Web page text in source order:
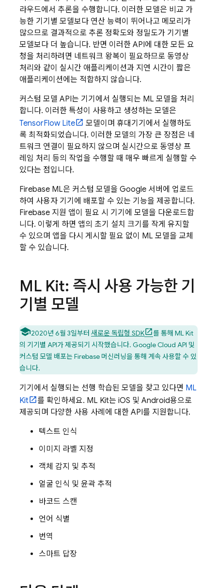
라우드에서 추론을 수행합니다. 이러한 모델은 비교 가
능한 기기별 모델보다 연산 능력이 뛰어나고 메모리가
많으므로 결과적으로 추론 정확도와 정밀도가 기기별
모델보다 더 높습니다. 반면 이러한 API에 대한 모든 요
청을 처리하려면 네트워크 왕복이 필요하므로 동영상
처리와 같이 실시간 애플리케이션과 지연 시간이 짧은
애플리케이션에는 적합하지 않습니다.
커스텀 모델 API는 기기에서 실행되는 ML 모델을 처리
합니다. 이러한 특성이 사용하고 생성하는 모델은
TensorFlow Lite
모델이며 휴대기기에서 실행하도
록 최적화되었습니다. 이러한 모델의 가장 큰 장점은 네
트워크 연결이 필요하지 않으며 실시간으로 동영상 프
레임 처리 등의 작업을 수행할 때 매우 빠르게 실행할 수
있다는 점입니다.
Firebase ML은 커스텀 모델을 Google 서버에 업로드
하여 사용자 기기에 배포할 수 있는 기능을 제공합니다.
Firebase 지원 앱이 필요 시 기기에 모델을 다운로드합
니다. 이렇게 하면 앱의 초기 설치 크기를 작게 유지할
수 있으며 앱을 다시 게시할 필요 없이 ML 모델을 교체
할 수 있습니다.
ML Kit: 즉시 사용 가능한 기
기별 모델
2020년 6월 3일부터 새로운 독립형 SDK
를 통해 ML Kit
의 기기별 API가 제공되기 시작했습니다. Google Cloud API 및
커스텀 모델 배포는 Firebase 머신러닝을 통해 계속 사용할 수 있
습니다.
기기에서 실행되는 선행 학습된 모델을 찾고 있다면 ML
Kit
를 확인하세요. ML Kit는 iOS 및 Android용으로
제공되며 다양한 사용 사례에 대한 API를 지원합니다.
텍스트 인식
이미지 라벨 지정
객체 감지 및 추적
얼굴 인식 및 윤곽 추적
바코드 스캔
언어 식별
번역
스마트 답장